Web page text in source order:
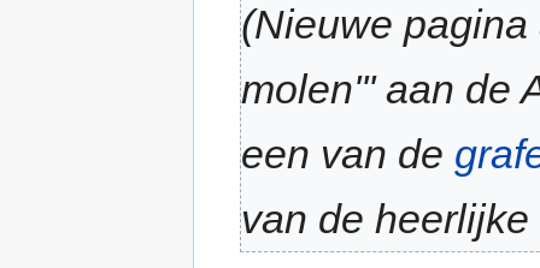
(Nieuwe
molen''' aan de
een van de
van de